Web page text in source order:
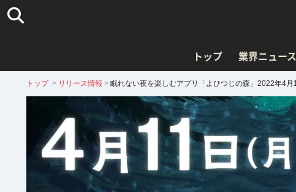
トップ 業界ニュース
トップ > リリース情報 > 眠れない夜を楽しむアプリ「よひつじの森」2022年4